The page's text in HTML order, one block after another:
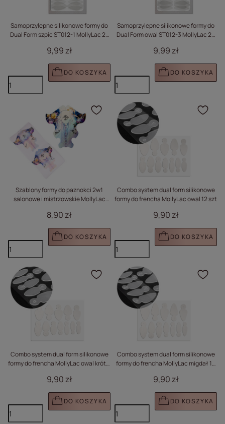
Samoprzylepne silikonowe formy do
Dual Form szpic ST012-1 MollyLac 24
9,99 zł
DO KOSZYKA
Samoprzylepne silikonowe formy do
Dual Form owal ST012-3 MollyLac 24
9,99 zł
DO KOSZYKA
Szablony formy do paznokci 2w1
salonowe i mistrzowskie MollyLac
8,90 zł
DO KOSZYKA
Kliknij, aby dodać
Combo system dual form silikonowe
formy do frencha MollyLac owal 12 szt
9,90 zł
DO KOSZYKA
Combo system dual form silikonowe
formy do frencha MollyLac owal krótki
9,90 zł
DO KOSZYKA
Kliknij, aby dodać
Combo system dual form silikonowe
formy do frencha MollyLac migdał 12
9,90 zł
DO KOSZYKA